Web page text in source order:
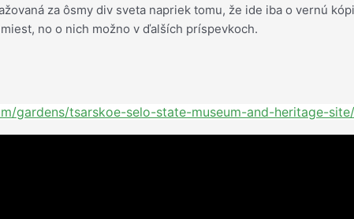
za ôsmy div sveta napriek tomu, že ide iba o vernú
no o nich možno v ďalších príspevkoch.
gardens/tsarskoe-selo-state-museum-and-heritage-site/